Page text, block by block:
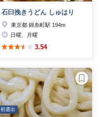
石臼挽きうどん しゅはり
東京都 錦糸町駅 194m
日曜、月曜
3.54
初選出